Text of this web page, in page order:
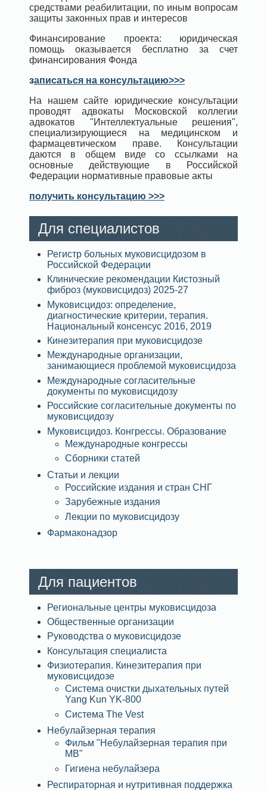
средствами реабилитации, по иным вопросам
защиты законных прав и интересов
Финансирование проекта: юридическая
помощь оказывается бесплатно за счет
финансирования Фонда
записаться на консультацию>>>
На нашем сайте юридические консультации
проводят адвокаты Московской коллегии
адвокатов "Интеллектуальные решения",
специализирующиеся на медицинском и
фармацевтическом праве. Консультации
даются в общем виде со ссылками на
основные действующие в Российской
Федерации нормативные правовые акты
получить консультацию >>>
Для специалистов
Регистр больных муковисцидозом в
Российской Федерации
Клинические рекомендации Кистозный
фиброз (муковисцидоз) 2025-27
Муковисцидоз: определение,
диагностические критерии, терапия.
Национальный консенсус 2016, 2019
Кинезитерапия при муковисцидозе
Международные организации,
занимающиеся проблемой муковисцидоза
Международные согласительные
документы по муковисцидозу
Российские согласительные документы по
муковисцидозу
Муковисцидоз. Конгрессы. Образование
Международные конгрессы
Сборники статей
Статьи и лекции
Российские издания и стран СНГ
Зарубежные издания
Лекции по муковисцидозу
Фармаконадзор
Для пациентов
Региональные центры муковисцидоза
Общественные организации
Руководства о муковисцидозе
Консультация специалиста
Физиотерапия. Кинезитерапия при
муковисцидозе
Система очистки дыхательных путей
Yang Kun YK-800
Система The Vest
Небулайзерная терапия
Фильм "Небулайзерная терапия при
МВ"
Гигиена небулайзера
Респираторная и нутритивная поддержка